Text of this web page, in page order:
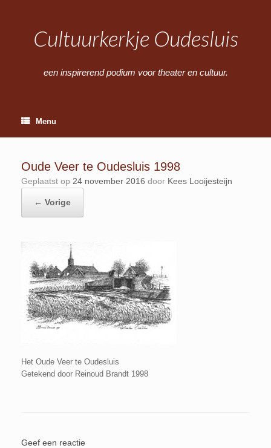
Cultuurkerkje Oudesluis
een inspirerend podium voor theater en cultuur.
Menu
Oude Veer te Oudesluis 1998
Geplaatst op 24 november 2016 door Kees Looijesteijn
← Vorige
Het Oude Veer te Oudesluis
Getekend door Reinoud Brandt 1998
Geef een reactie